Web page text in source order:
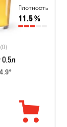
Плотность
11.5%
(0)